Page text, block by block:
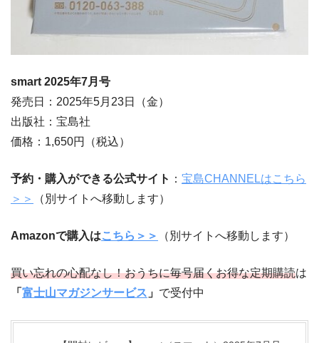
smart 2025年7月号
発売日：2025年5月23日（金）
出版社：宝島社
価格：1,650円（税込）
予約・購入ができる公式サイト ： 宝島CHANNELはこちら
＞＞
（別サイトへ移動します）
Amazonで購入はこちら＞＞ （別サイトへ移動します）
買い忘れの心配なし！おうちに毎号届くお得な定期購読は
「 富士山マガジンサービス 」 で受付中